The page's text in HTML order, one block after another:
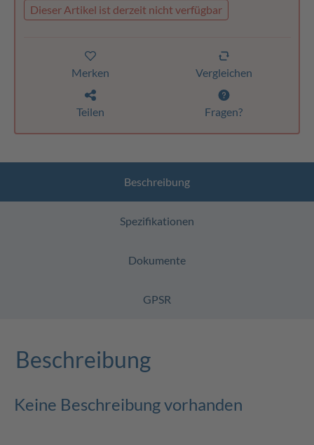
Dieser Artikel ist derzeit nicht verfügbar
Merken Vergleichen
Teilen Fragen?
Beschreibung
Spezifikationen
Dokumente
GPSR
Beschreibung
Keine Beschreibung vorhanden